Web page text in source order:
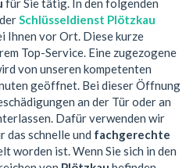
für Sie tätig. In den folgenden
Schlüsseldienst Plötzkau
Ihnen vor Ort. Diese kurze
Top-Service. Eine zugezogene
von unseren kompetenten
geöffnet. Bei dieser Öffnung
an der Tür oder an
Dafür verwenden wir
das schnelle und fachgerechte
worden ist. Wenn Sie sich in den